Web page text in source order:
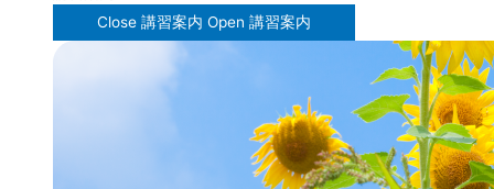
Close 講習案内 Open 講習案内